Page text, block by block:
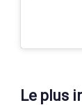
Le plus